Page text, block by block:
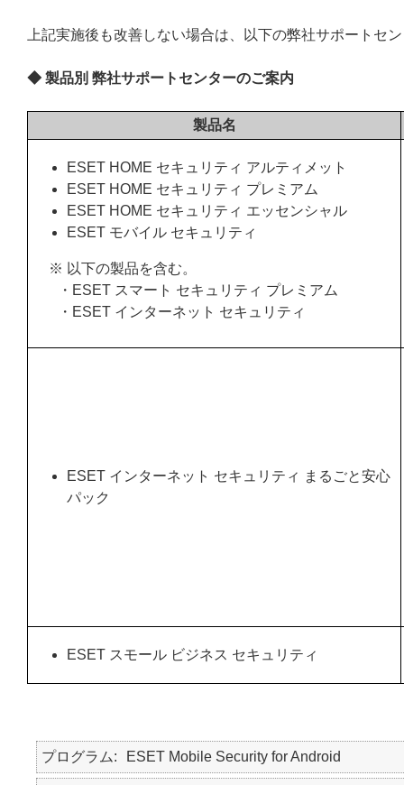
上記実施後も改善しない場合は、以下の弊社サポートセ
◆ 製品別 弊社サポートセンターのご案内
製品名
ESET HOME セキュリティ アルティメット
ESET HOME セキュリティ プレミアム
ESET HOME セキュリティ エッセンシャル
ESET モバイル セキュリティ
※ 以下の製品を含む。
・ESET スマート セキュリティ プレミアム
・ESET インターネット セキュリティ
ESET インターネット セキュリティ まるごと安心
パック
ESET スモール ビジネス セキュリティ
プログラム ESET Mobile Security for Android